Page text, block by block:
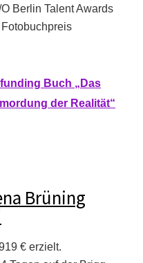
Berlin Talent Awards
Buch „Das
der Realität“
Brüning
€ erzielt.